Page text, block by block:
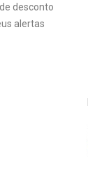
desconto
alertas